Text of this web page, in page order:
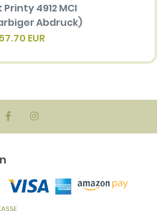
4912 MCI
Abdruck)
57.70 EUR